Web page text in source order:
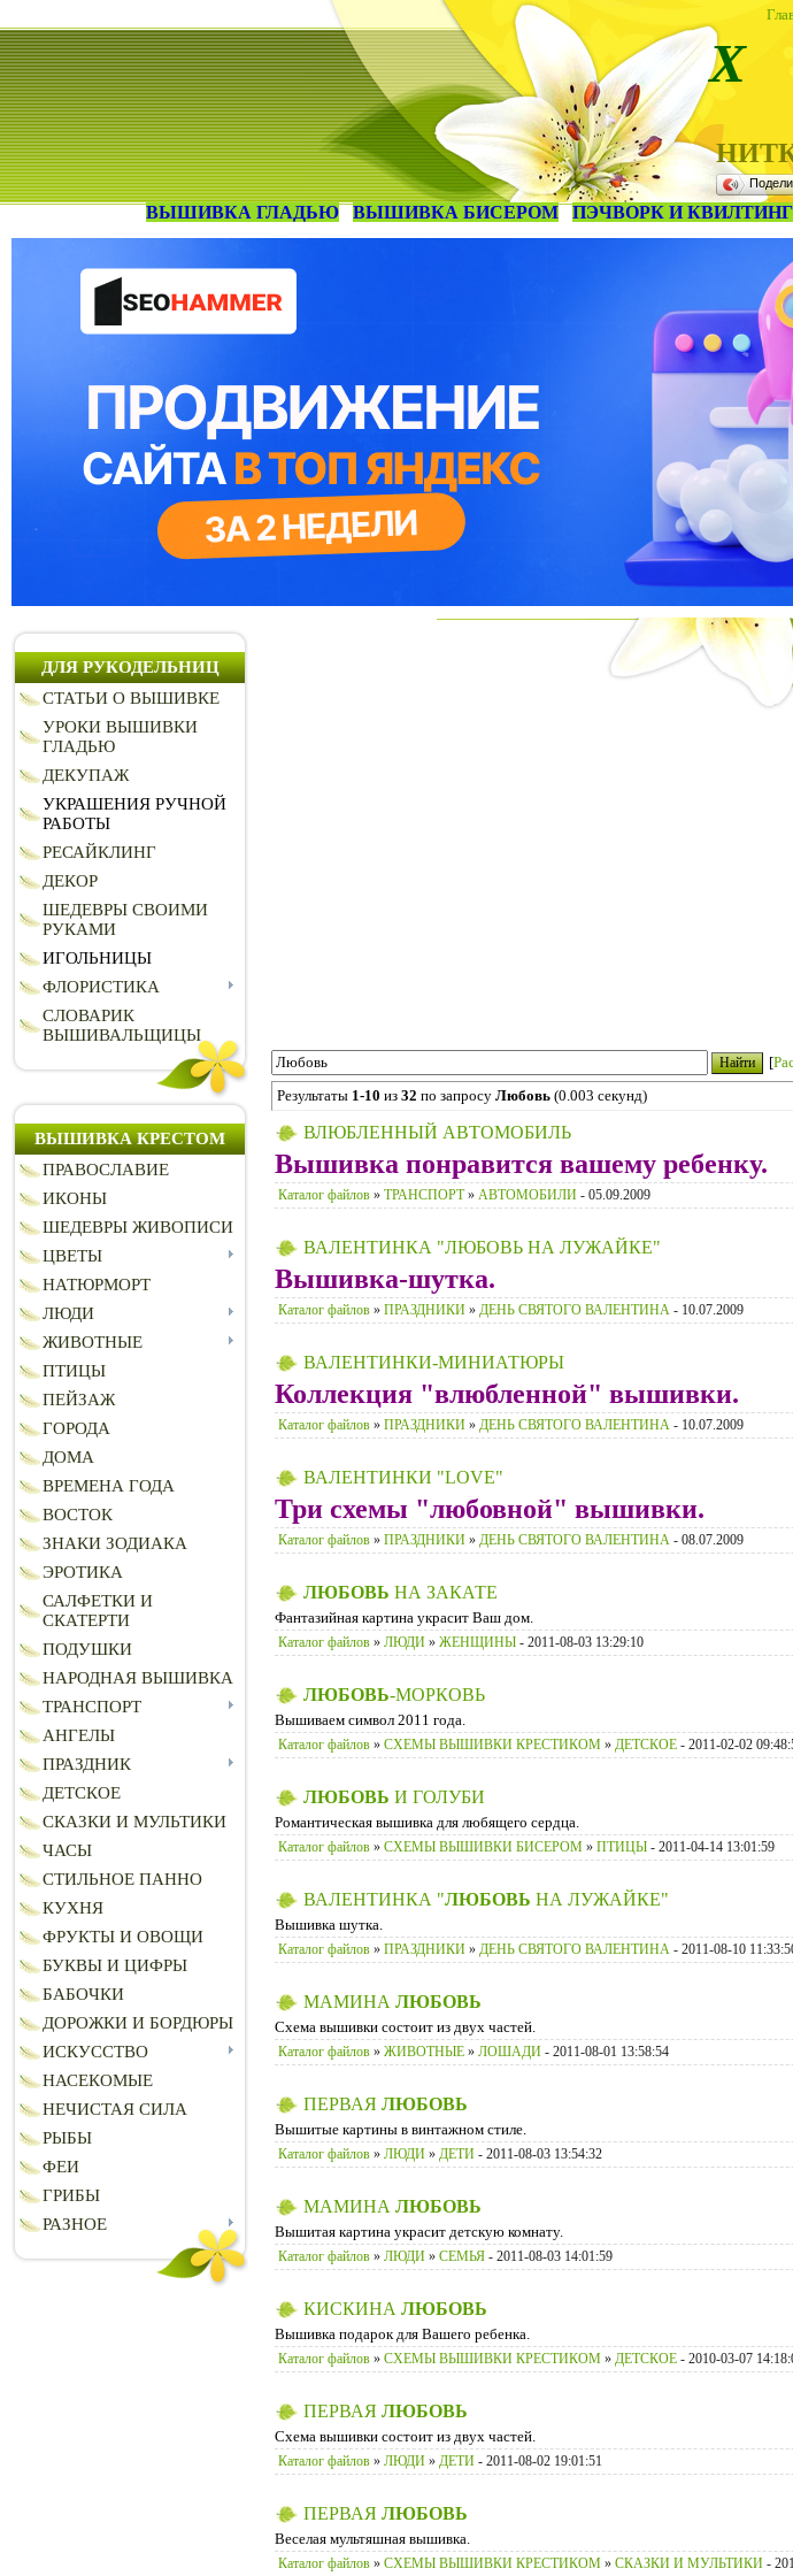
Х
ВЫШИВКА ГЛАДЬЮ ВЫШИВКА БИСЕРОМ ПЭЧВОРК И КВИЛТИНГ
ДЛЯ РУКОДЕЛЬНИЦ
СТАТЬИ О ВЫШИВКЕ
УРОКИ ВЫШИВКИ
ГЛАДЬЮ
ДЕКУПАЖ
УКРАШЕНИЯ РУЧНОЙ
РАБОТЫ
РЕСАЙКЛИНГ
ДЕКОР
ШЕДЕВРЫ СВОИМИ
РУКАМИ
ИГОЛЬНИЦЫ
ФЛОРИСТИКА
СЛОВАРИК
ВЫШИВАЛЬЩИЦЫ
ВЫШИВКА КРЕСТОМ
ПРАВОСЛАВИЕ
ИКОНЫ
ШЕДЕВРЫ ЖИВОПИСИ
ЦВЕТЫ
НАТЮРМОРТ
ЛЮДИ
ЖИВОТНЫЕ
ПТИЦЫ
ПЕЙЗАЖ
ГОРОДА
ДОМА
ВРЕМЕНА ГОДА
ВОСТОК
ЗНАКИ ЗОДИАКА
ЭРОТИКА
САЛФЕТКИ И
СКАТЕРТИ
ПОДУШКИ
НАРОДНАЯ ВЫШИВКА
ТРАНСПОРТ
АНГЕЛЫ
ПРАЗДНИК
ДЕТСКОЕ
СКАЗКИ И МУЛЬТИКИ
ЧАСЫ
СТИЛЬНОЕ ПАННО
КУХНЯ
ФРУКТЫ И ОВОЩИ
БУКВЫ И ЦИФРЫ
БАБОЧКИ
ДОРОЖКИ И БОРДЮРЫ
ИСКУССТВО
НАСЕКОМЫЕ
НЕЧИСТАЯ СИЛА
РЫБЫ
ФЕИ
ГРИБЫ
РАЗНОЕ
[
Результаты 1-10 из 32 по запросу Любовь (0.003 секунд)
ВЛЮБЛЕННЫЙ АВТОМОБИЛЬ
Вышивка понравится вашему ребенку.
Каталог файлов » ТРАНСПОРТ » АВТОМОБИЛИ - 05.09.2009
ВАЛЕНТИНКА "ЛЮБОВЬ НА ЛУЖАЙКЕ"
Вышивка-шутка.
Каталог файлов » ПРАЗДНИКИ » ДЕНЬ СВЯТОГО ВАЛЕНТИНА - 10.07.2009
ВАЛЕНТИНКИ-МИНИАТЮРЫ
Коллекция "влюбленной" вышивки.
Каталог файлов » ПРАЗДНИКИ » ДЕНЬ СВЯТОГО ВАЛЕНТИНА - 10.07.2009
ВАЛЕНТИНКИ "LOVE"
Три схемы "любовной" вышивки.
Каталог файлов » ПРАЗДНИКИ » ДЕНЬ СВЯТОГО ВАЛЕНТИНА - 08.07.2009
ЛЮБОВЬ НА ЗАКАТЕ
Фантазийная картина украсит Ваш дом.
Каталог файлов » ЛЮДИ » ЖЕНЩИНЫ - 2011-08-03 13:29:10
ЛЮБОВЬ-МОРКОВЬ
Вышиваем символ 2011 года.
Каталог файлов » СХЕМЫ ВЫШИВКИ КРЕСТИКОМ » ДЕТСКОЕ - 2011-02-02
ЛЮБОВЬ И ГОЛУБИ
Романтическая вышивка для любящего сердца.
Каталог файлов » СХЕМЫ ВЫШИВКИ БИСЕРОМ » ПТИЦЫ - 2011-04-14 13:01:59
ВАЛЕНТИНКА "ЛЮБОВЬ НА ЛУЖАЙКЕ"
Вышивка шутка.
Каталог файлов » ПРАЗДНИКИ » ДЕНЬ СВЯТОГО ВАЛЕНТИНА - 2011-08-10
МАМИНА ЛЮБОВЬ
Схема вышивки состоит из двух частей.
Каталог файлов » ЖИВОТНЫЕ » ЛОШАДИ - 2011-08-01 13:58:54
ПЕРВАЯ ЛЮБОВЬ
Вышитые картины в винтажном стиле.
Каталог файлов » ЛЮДИ » ДЕТИ - 2011-08-03 13:54:32
МАМИНА ЛЮБОВЬ
Вышитая картина украсит детскую комнату.
Каталог файлов » ЛЮДИ » СЕМЬЯ - 2011-08-03 14:01:59
КИСКИНА ЛЮБОВЬ
Вышивка подарок для Вашего ребенка.
Каталог файлов » СХЕМЫ ВЫШИВКИ КРЕСТИКОМ » ДЕТСКОЕ - 2010-03-07
ПЕРВАЯ ЛЮБОВЬ
Схема вышивки состоит из двух частей.
Каталог файлов » ЛЮДИ » ДЕТИ - 2011-08-02 19:01:51
ПЕРВАЯ ЛЮБОВЬ
Веселая мультяшная вышивка.
Каталог файлов » СХЕМЫ ВЫШИВКИ КРЕСТИКОМ » СКАЗКИ И МУЛЬТИКИ -